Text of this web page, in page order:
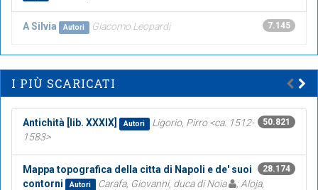
7.145
A Silvia Autori Giacomo Leopardi
I PIÙ SCARICATI
50.821
Antichità [lib. XXXIX] Autori
Ligorio, Pirro <ca. 1512-
1583>
28.174
Mappa topografica della citta di Napoli e de' suoi
contorni
Autori Carafa, Giovanni, duca di Noia
; Aloja,